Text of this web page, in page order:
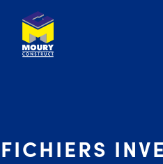
FICHIERS